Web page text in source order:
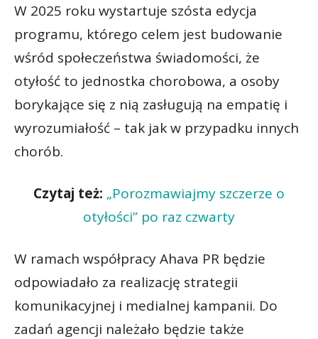
W 2025 roku wystartuje szósta edycja
programu, którego celem jest budowanie
wśród społeczeństwa świadomości, że
otyłość to jednostka chorobowa, a osoby
borykające się z nią zasługują na empatię i
wyrozumiałość – tak jak w przypadku innych
chorób.
Czytaj też: „Porozmawiajmy szczerze o
otyłości” po raz czwarty
W ramach współpracy Ahava PR będzie
odpowiadało za realizację strategii
komunikacyjnej i medialnej kampanii. Do
zadań agencji należało będzie także